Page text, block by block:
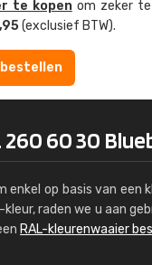
te kopenom zeker te
(exclusief BTW).
260 60 30
enkel op basis van een
kleur, raden we u aan
RAL-kleurenwaaier